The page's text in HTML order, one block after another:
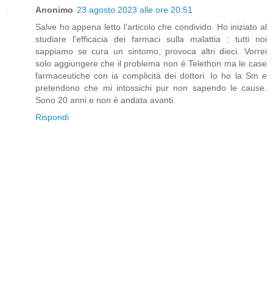
Anonimo 23 agosto 2023 alle ore 20:51
Salve ho appena letto l'articolo che condivido. Ho iniziato al
studiare l'efficacia dei farmaci sulla malattia : tutti noi
sappiamo se cura un sintomo, provoca altri dieci. Vorrei
solo aggiungere che il problema non è Telethon ma le case
farmaceutiche con ia complicità dei dottori. Io ho la Sm e
pretendono che mi intossichi pur non sapendo le cause.
Sono 20 anni e non è andata avanti.
Rispondi